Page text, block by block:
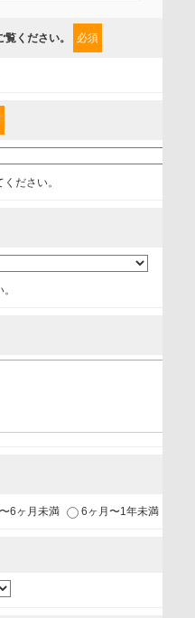
、サービスの提供やご案
おります。
対して、情報の収集目
の任意性や権利について
の懸念にならないよう
関するご案内
するセミナーなど、各種イ
心に応じた情報の提供
の依頼
ください。 必須
ださい。
6ヶ月未満 6ヶ月〜1年未満